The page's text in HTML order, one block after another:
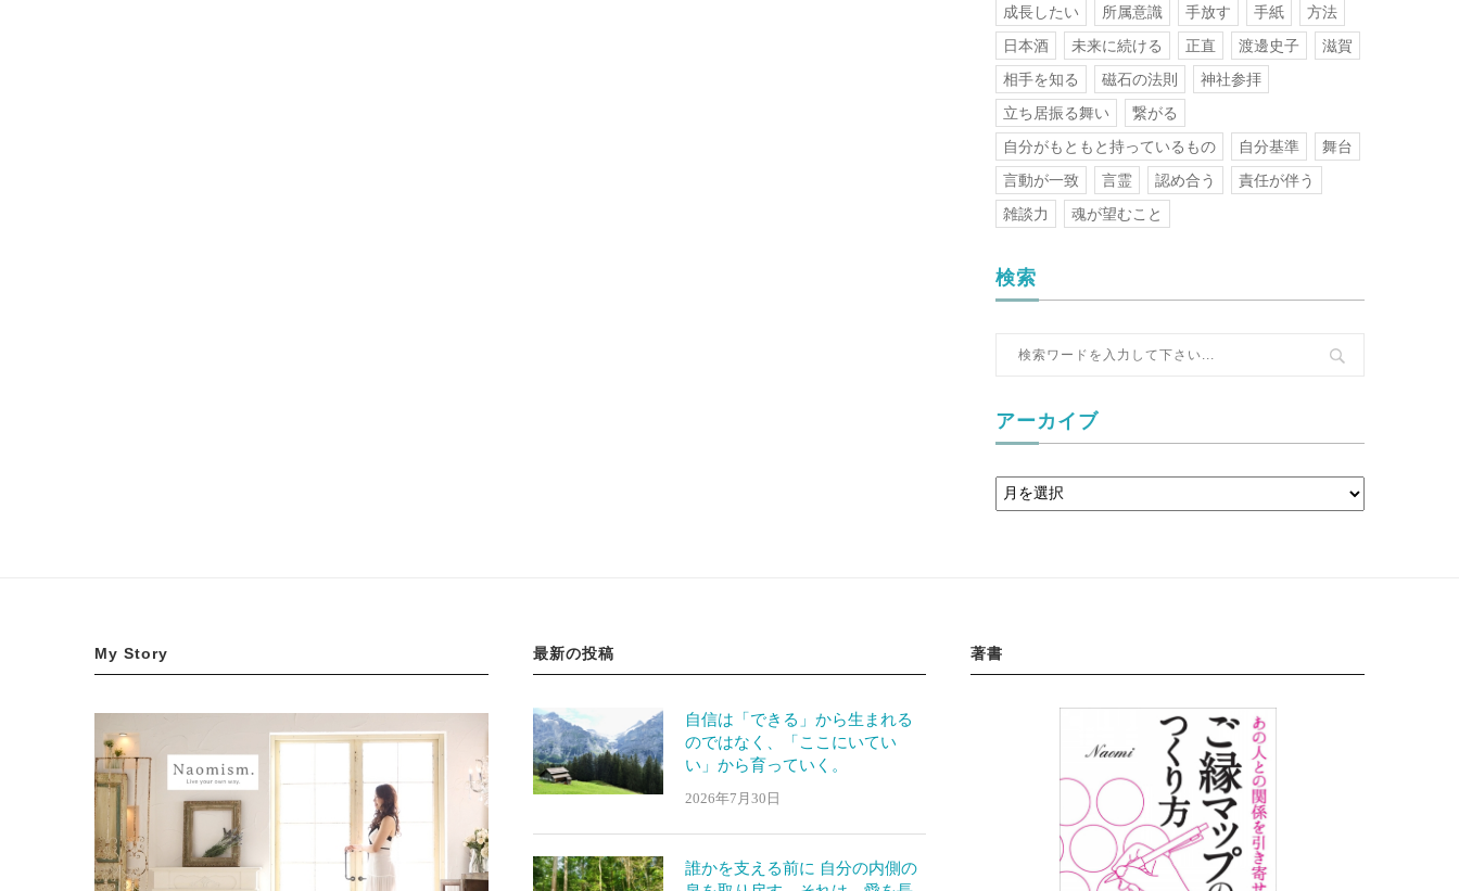
成長したい
所属意識 手放す 手紙
方法
日本酒
未来に続ける 正直 渡邊史子
滋賀
相手を知る
磁石の法則
神社参拝
立ち居振る舞い
繋がる
自分がもともと持っているもの
自分基準
舞台
言動が一致
言霊 認め合う
責任が伴う
雑談力
魂が望むこと
検索
アーカイブ
My Story 最新の投稿
自信は「できる」から生まれる
のではなく、「ここにいてい
い」から育っていく。
2026年7月30日
誰かを支える前に 自分の内側の
著書